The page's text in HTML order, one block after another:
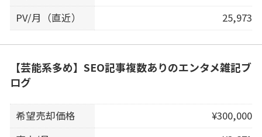
PV/月（直近） 25,973
【芸能系多め】SEO記事複数ありのエンタメ雑記ブ
ログ
希望売却価格
¥300,000